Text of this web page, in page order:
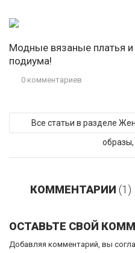
Модные вязаные платья
подиума!
0 комментариев
Все статьи в разделе
КОММЕНТАРИИ (1)
ОСТАВЬТЕ СВОЙ
Добавляя комментарий, вы